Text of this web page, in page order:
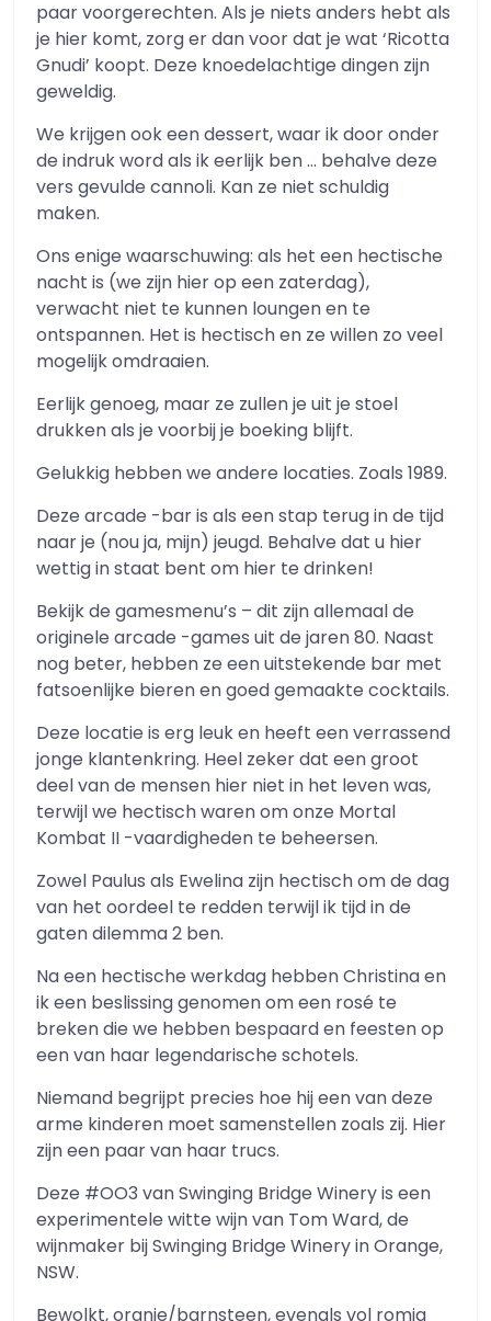
paar voorgerechten. Als je niets anders hebt als
je hier komt, zorg er dan voor dat je wat ‘Ricotta
Gnudi’ koopt. Deze knoedelachtige dingen zijn
geweldig.
We krijgen ook een dessert, waar ik door onder
de indruk word als ik eerlijk ben … behalve deze
vers gevulde cannoli. Kan ze niet schuldig
maken.
Ons enige waarschuwing: als het een hectische
nacht is (we zijn hier op een zaterdag),
verwacht niet te kunnen loungen en te
ontspannen. Het is hectisch en ze willen zo veel
mogelijk omdraaien.
Eerlijk genoeg, maar ze zullen je uit je stoel
drukken als je voorbij je boeking blijft.
Gelukkig hebben we andere locaties. Zoals 1989.
Deze arcade -bar is als een stap terug in de tijd
naar je (nou ja, mijn) jeugd. Behalve dat u hier
wettig in staat bent om hier te drinken!
Bekijk de gamesmenu’s – dit zijn allemaal de
originele arcade -games uit de jaren 80. Naast
nog beter, hebben ze een uitstekende bar met
fatsoenlijke bieren en goed gemaakte cocktails.
Deze locatie is erg leuk en heeft een verrassend
jonge klantenkring. Heel zeker dat een groot
deel van de mensen hier niet in het leven was,
terwijl we hectisch waren om onze Mortal
Kombat II -vaardigheden te beheersen.
Zowel Paulus als Ewelina zijn hectisch om de dag
van het oordeel te redden terwijl ik tijd in de
gaten dilemma 2 ben.
Na een hectische werkdag hebben Christina en
ik een beslissing genomen om een ​​rosé te
breken die we hebben bespaard en feesten op
een van haar legendarische schotels.
Niemand begrijpt precies hoe hij een van deze
arme kinderen moet samenstellen zoals zij. Hier
zijn een paar van haar trucs.
Deze #OO3 van Swinging Bridge Winery is een
experimentele witte wijn van Tom Ward, de
wijnmaker bij Swinging Bridge Winery in Orange,
NSW.
Bewolkt, oranje/barnsteen, evenals vol romig